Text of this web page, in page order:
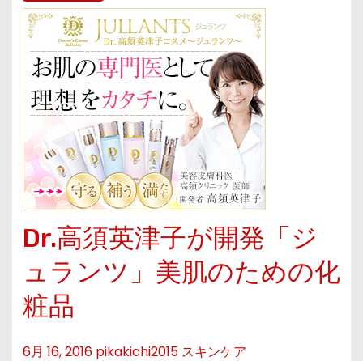
Dr.高須英津子が開発「ジ
ュランツ」美肌のための化
粧品
6月 16, 2016 pikakichi2015 スキンケア